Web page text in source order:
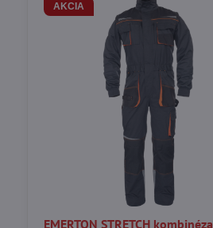
AKCIA
EMERTON STRETCH kombinéza